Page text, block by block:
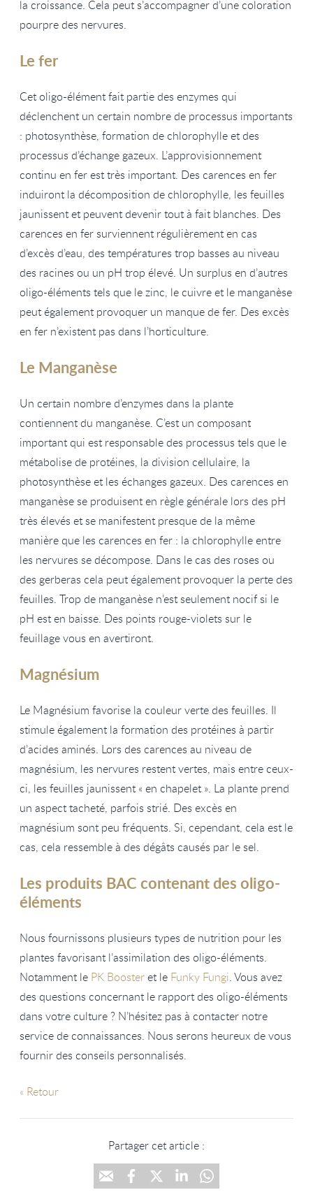
la croissance. Cela peut s’accompagner d’une coloration
pourpre des nervures.
Le fer
Cet oligo-élément fait partie des enzymes qui
déclenchent un certain nombre de processus importants
: photosynthèse, formation de chlorophylle et des
processus d’échange gazeux. L’approvisionnement
continu en fer est très important. Des carences en fer
induiront la décomposition de chlorophylle, les feuilles
jaunissent et peuvent devenir tout à fait blanches. Des
carences en fer surviennent régulièrement en cas
d’excès d’eau, des températures trop basses au niveau
des racines ou un pH trop élevé. Un surplus en d’autres
oligo-éléments tels que le zinc, le cuivre et le manganèse
peut également provoquer un manque de fer. Des excès
en fer n’existent pas dans l’horticulture.
Le Manganèse
Un certain nombre d’enzymes dans la plante
contiennent du manganèse. C’est un composant
important qui est responsable des processus tels que le
métabolise de protéines, la division cellulaire, la
photosynthèse et les échanges gazeux. Des carences en
manganèse se produisent en règle générale lors des pH
très élevés et se manifestent presque de la même
manière que les carences en fer : la chlorophylle entre
les nervures se décompose. Dans le cas des roses ou
des gerberas cela peut également provoquer la perte des
feuilles. Trop de manganèse n’est seulement nocif si le
pH est en baisse. Des points rouge-violets sur le
feuillage vous en avertiront.
Magnésium
Le Magnésium favorise la couleur verte des feuilles. Il
stimule également la formation des protéines à partir
d’acides aminés. Lors des carences au niveau de
magnésium, les nervures restent vertes, mais entre ceux-
ci, les feuilles jaunissent « en chapelet ». La plante prend
un aspect tacheté, parfois strié. Des excès en
magnésium sont peu fréquents. Si, cependant, cela est le
cas, cela ressemble à des dégâts causés par le sel.
Les produits BAC contenant des oligo-
éléments
Nous fournissons plusieurs types de nutrition pour les
plantes favorisant l’assimilation des oligo-éléments.
Notamment le PK Boosteret le Funky Fungi. Vous avez
des questions concernant le rapport des oligo-éléments
dans votre culture ? N’hésitez pas à contacter notre
service de connaissances. Nous serons heureux de vous
fournir des conseils personnalisés.
« Retour
Partager cet article :